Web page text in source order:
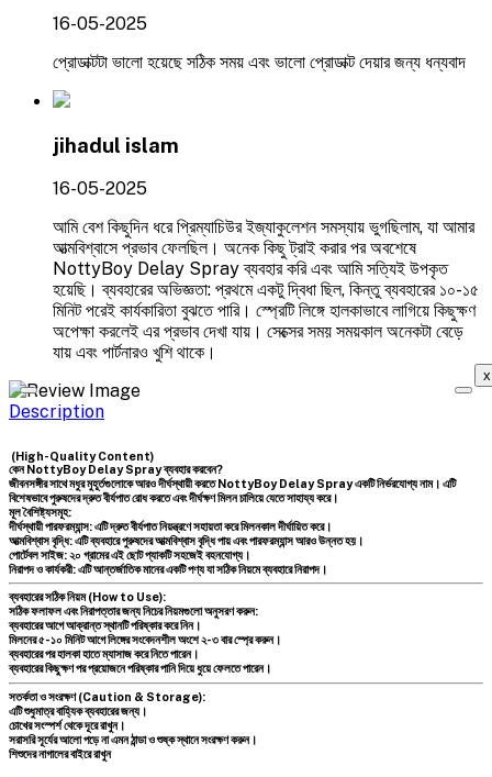
16-05-2025
প্রোডাক্টটা ভালো হয়েছে সঠিক সময় এবং ভালো প্রোডাক্ট দেয়ার জন্য ধন্যবাদ
jihadul islam
16-05-2025
আমি বেশ কিছুদিন ধরে প্রিম্যাচিউর ইজ্যাকুলেশন সমস্যায় ভুগছিলাম, যা আমার
আত্মবিশ্বাসে প্রভাব ফেলছিল। অনেক কিছু ট্রাই করার পর অবশেষে
NottyBoy Delay Spray ব্যবহার করি এবং আমি সত্যিই উপকৃত
হয়েছি। ব্যবহারের অভিজ্ঞতা: প্রথমে একটু দ্বিধা ছিল, কিন্তু ব্যবহারের ১০-১৫
মিনিট পরেই কার্যকারিতা বুঝতে পারি। স্প্রেটি লিঙ্গে হালকাভাবে লাগিয়ে কিছুক্ষণ
অপেক্ষা করলেই এর প্রভাব দেখা যায়। সেক্সের সময় সময়কাল অনেকটা বেড়ে
যায় এবং পার্টনারও খুশি থাকে।
x
Description
(High-Quality Content)
কেন NottyBoy Delay Spray ব্যবহার করবেন?
জীবনসঙ্গীর সাথে মধুর মুহূর্তগুলোকে আরও দীর্ঘস্থায়ী করতে NottyBoy Delay Spray একটি নির্ভরযোগ্য নাম। এটি
বিশেষভাবে পুরুষদের দ্রুত বীর্যপাত রোধ করতে এবং দীর্ঘক্ষণ মিলন চালিয়ে যেতে সাহায্য করে।
মূল বৈশিষ্ট্যসমূহ:
দীর্ঘস্থায়ী পারফরম্যান্স:এটি দ্রুত বীর্যপাত নিয়ন্ত্রণে সহায়তা করে মিলনকাল দীর্ঘায়িত করে।
আত্মবিশ্বাস বৃদ্ধি:এটি ব্যবহারে পুরুষদের আত্মবিশ্বাস বৃদ্ধি পায় এবং পারফরম্যান্স আরও উন্নত হয়।
পোর্টেবল সাইজ:২০ গ্রামের এই ছোট প্যাকটি সহজেই বহনযোগ্য।
নিরাপদ ও কার্যকরী:এটি আন্তর্জাতিক মানের একটি পণ্য যা সঠিক নিয়মে ব্যবহারে নিরাপদ।
ব্যবহারের সঠিক নিয়ম (How to Use):
সঠিক ফলাফল এবং নিরাপত্তার জন্য নিচের নিয়মগুলো অনুসরণ করুন:
ব্যবহারের আগে আক্রান্ত স্থানটি পরিষ্কার করে নিন।
মিলনের ৫-১০ মিনিট আগে লিঙ্গের সংবেদনশীল অংশে ২-৩ বার স্প্রে করুন।
ব্যবহারের পর হালকা হাতে ম্যাসাজ করে নিতে পারেন।
ব্যবহারের কিছুক্ষণ পর প্রয়োজনে পরিষ্কার পানি দিয়ে ধুয়ে ফেলতে পারেন।
সতর্কতা ও সংরক্ষণ (Caution & Storage):
এটি শুধুমাত্র বাহ্যিক ব্যবহারের জন্য।
চোখের সংস্পর্শ থেকে দূরে রাখুন।
সরাসরি সূর্যের আলো পড়ে না এমন ঠান্ডা ও শুষ্ক স্থানে সংরক্ষণ করুন।
শিশুদের নাগালের বাইরে রাখুন